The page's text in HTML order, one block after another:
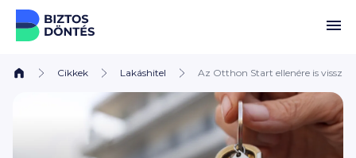
Ugrás a tartalomhoz
Cikkek Lakáshitel Az Otthon Start ellenére is